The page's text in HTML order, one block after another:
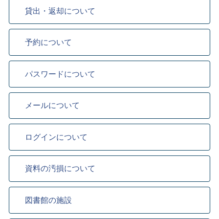
貸出・返却について
予約について
パスワードについて
メールについて
ログインについて
資料の汚損について
図書館の施設